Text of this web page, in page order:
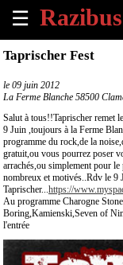
☰
×
Tous
les
évènements
à
venir
Annoncer
un
évènement
Taprischer Fest
le 09 juin 2012
La Ferme Blanche 58500
Salut à tous!!Taprischer remet
9 Juin ,toujours à la Ferme
programme du rock,de la
gratuit,ou vous pourrez poser
arrachés,ou simplement pour
nombreux et motivés..Rdv le 9
Taprischer...https://
Au programme Charogne
Boring,Kamienski,Seven of
l'entrée